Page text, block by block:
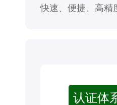
快速、便捷、高精
认证体